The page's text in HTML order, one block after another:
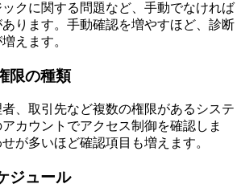
クに関する問題など、手動でなければ
ります。手動確認を増やすほど、診断
えます。
限の種類
、取引先など複数の権限があるシステ
カウントでアクセス制御を確認しま
が多いほど確認項目も増えます。
ジュール